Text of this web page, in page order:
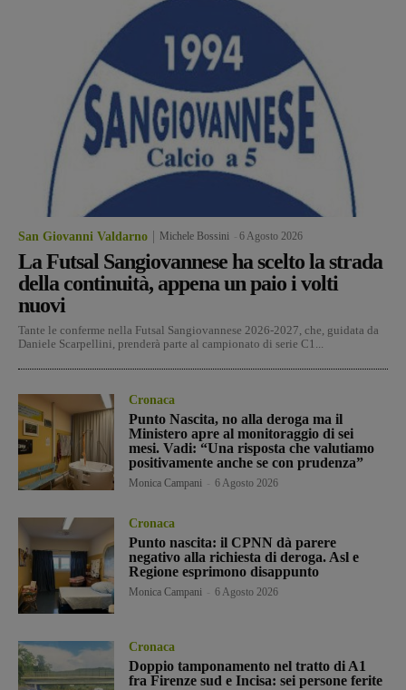
San Giovanni Valdarno Michele Bossini 6 Agosto 2026
La Futsal Sangiovannese ha scelto la strada
della continuità, appena un paio i volti
nuovi
Tante le conferme nella Futsal Sangiovannese 2026-2027, che, guidata da
Daniele Scarpellini, prenderà parte al campionato di serie C1...
Cronaca
Punto Nascita, no alla deroga ma il
Ministero apre al monitoraggio di sei
mesi. Vadi: “Una risposta che valutiamo
positivamente anche se con prudenza”
Monica Campani 6 Agosto 2026
Cronaca
Punto nascita: il CPNN dà parere
negativo alla richiesta di deroga. Asl e
Regione esprimono disappunto
Monica Campani 6 Agosto 2026
Cronaca
Doppio tamponamento nel tratto di A1
fra Firenze sud e Incisa: sei persone ferite